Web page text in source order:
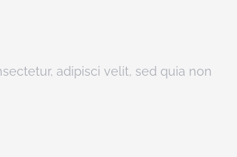
adipisci velit, sed quia non